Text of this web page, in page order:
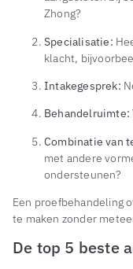
Zhong?
Specialisatie:
klacht,
Intakegesprek:
Behandelruimte:
Combinatie van
met andere
ondersteunen?
Een proefbehandeling
te maken zonder
De top 5 beste